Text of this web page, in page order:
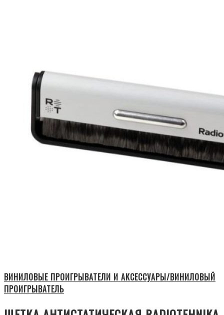
ВИНИЛОВЫЕ ПРОИГРЫВАТЕЛИ И АКСЕССУАРЫ/ВИНИЛОВЫЙ
ПРОИГРЫВАТЕЛЬ